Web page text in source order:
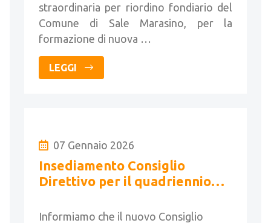
straordinaria per riordino fondiario del
Comune di Sale Marasino, per la
formazione di nuova …
LEGGI
07 Gennaio 2026
Insediamento Consiglio
Direttivo per il quadriennio
cariche istituzionali
Informiamo che il nuovo Consiglio